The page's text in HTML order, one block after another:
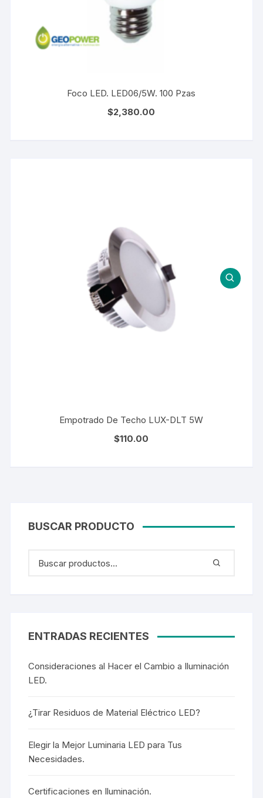
Foco LED. LED06/5W. 100 Pzas
$2,380.00
Empotrado De Techo LUX-DLT 5W
$110.00
BUSCAR PRODUCTO
ENTRADAS RECIENTES
Consideraciones al Hacer el Cambio a Iluminación
LED.
¿Tirar Residuos de Material Eléctrico LED?
Elegir la Mejor Luminaria LED para Tus
Necesidades.
Certificaciones en Iluminación.